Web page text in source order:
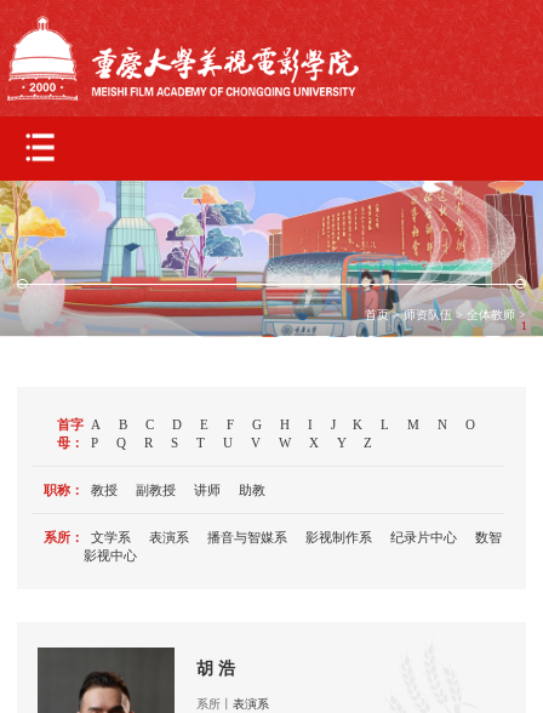
1
首页>师资队伍> 全体教师>
首字
母：
A B C D E F G H I J K L M N
O
P
Q R S T U V W X Y Z
职称： 教授 副教授 讲师 助教
系所： 文学系 表演系 播音与智媒系 影视制作系 纪录片中心
数智
影视中心
胡 浩
系所丨表演系